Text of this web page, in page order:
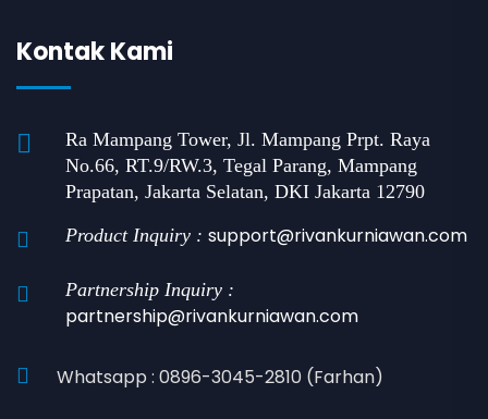
Kontak Kami
Ra Mampang Tower, Jl. Mampang Prpt. Raya
No.66, RT.9/RW.3, Tegal Parang, Mampang
Prapatan, Jakarta Selatan, DKI Jakarta 12790
Product Inquiry : support@rivankurniawan.com
Partnership Inquiry :
partnership@rivankurniawan.com
Whatsapp : 0896-3045-2810 (Farhan)